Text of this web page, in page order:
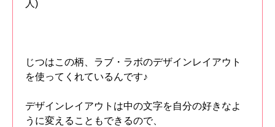
人)
じつはこの柄、ラブ・ラボのデザインレイアウト
を使ってくれているんです♪
デザインレイアウトは中の文字を自分の好きなよ
うに変えることもできるので、